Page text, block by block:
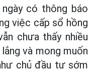
có thông báo
việc cấp sổ hồng
chưa thấy nhiều
và mong muốn
chủ đầu tư sớm